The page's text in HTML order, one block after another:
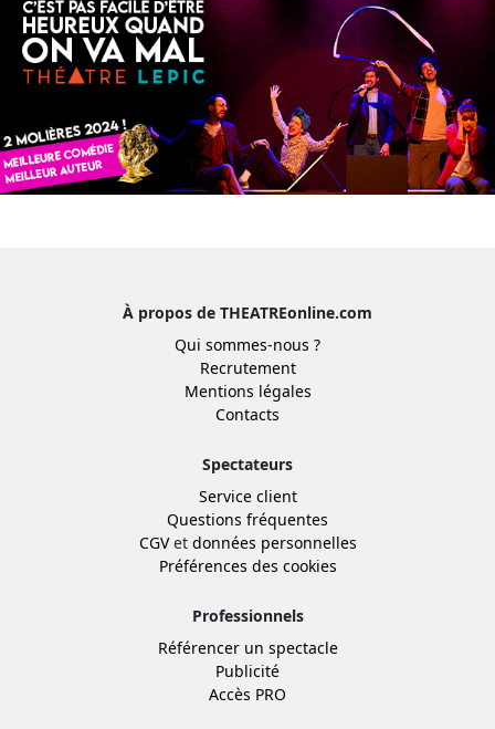
À propos de THEATREonline.com
Qui sommes-nous ?
Recrutement
Mentions légales
Contacts
Spectateurs
Service client
Questions fréquentes
CGVet données personnelles
Préférences des cookies
Professionnels
Référencer un spectacle
Publicité
Accès PRO